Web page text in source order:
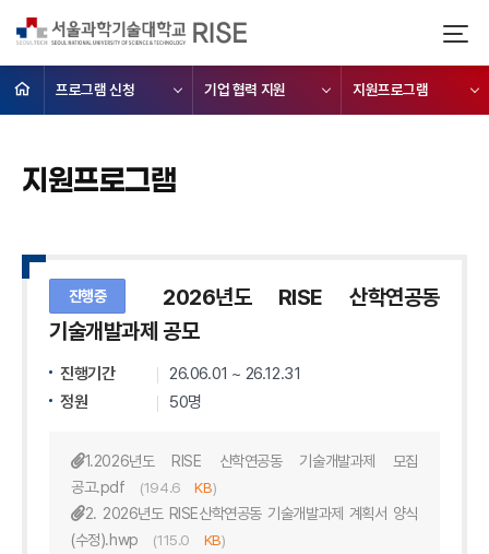
프로그램 신청 기업 협력 지원 지원프로그램
지원프로그램
진행중
2026년도 RISE 산학연공동
기술개발과제 공모
진행기간
26.06.01 ~ 26.12.31
정원
50명
1.2026년도 RISE 산학연공동 기술개발과제 모집
공고.pdf
(194.6 KB)
2. 2026년도 RISE산학연공동 기술개발과제 계획서 양식
(수정).hwp
(115.0 KB)